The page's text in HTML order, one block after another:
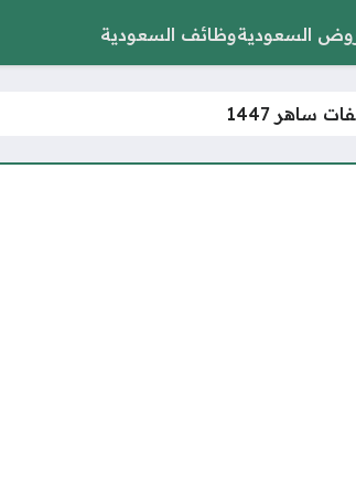
السعوديةوظائف السعودية
ساهر 1447